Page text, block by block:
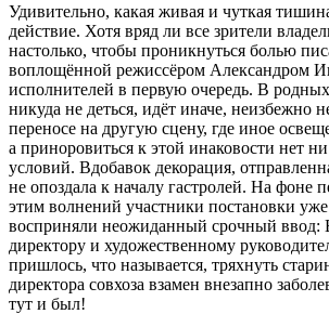
Удивительно, какая живая и чуткая
действие. Хотя вряд ли все зрители
настолько, чтобы проникнуться болью
воплощённой режиссёром Александром
исполнителей в первую очередь. В родных
никуда не деться, идёт иначе, неизбежно
переносе на другую сцену, где иное
а приноровиться к этой инаковости нет
условий. Вдобавок декорация,
не опоздала к началу гастролей. На фоне
этим волнений участники постановки
восприняли неожиданный срочный ввод:
директору и художественному
пришлось, что называется, тряхнуть
директора совхоза взамен внезапно
тут и был!